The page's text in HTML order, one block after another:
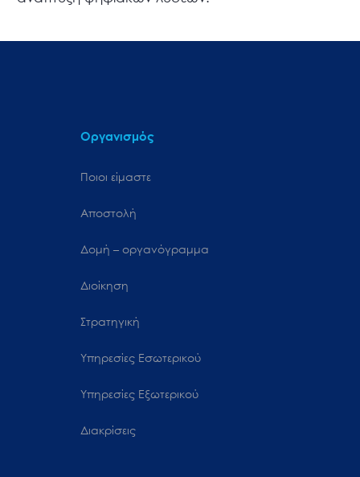
Οργανισμός
Ποιοι είμαστε
Αποστολή
Δομή – οργανόγραμμα
Διοίκηση
Στρατηγική
Υπηρεσίες Εσωτερικού
Υπηρεσίες Εξωτερικού
Διακρίσεις